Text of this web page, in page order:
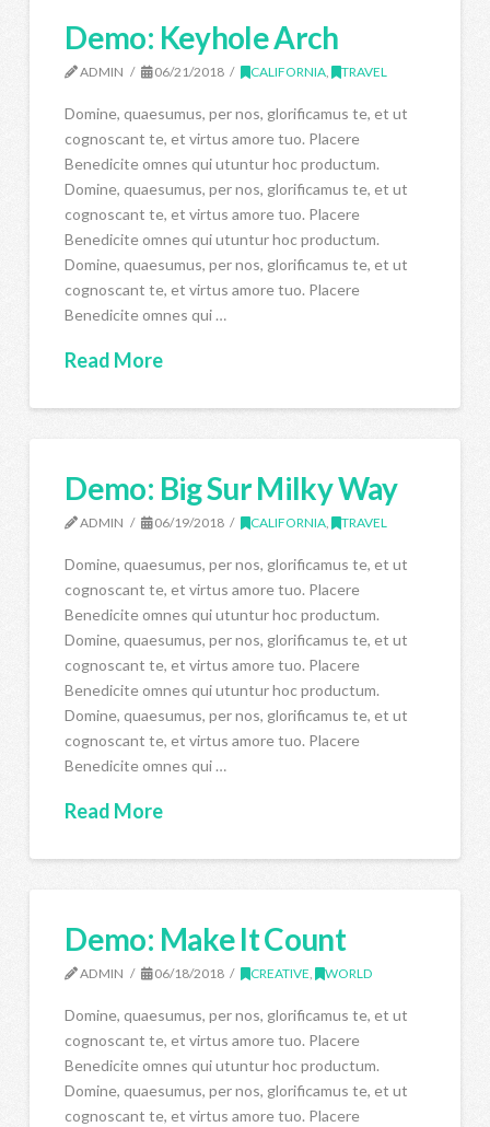
Demo: Keyhole Arch
ADMIN 06/21/2018 CALIFORNIA , TRAVEL
Domine, quaesumus, per nos, glorificamus te, et ut
cognoscant te, et virtus amore tuo. Placere
Benedicite omnes qui utuntur hoc productum.
Domine, quaesumus, per nos, glorificamus te, et ut
cognoscant te, et virtus amore tuo. Placere
Benedicite omnes qui utuntur hoc productum.
Domine, quaesumus, per nos, glorificamus te, et ut
cognoscant te, et virtus amore tuo. Placere
Benedicite omnes qui …
Read More
Demo: Big Sur Milky Way
ADMIN 06/19/2018 CALIFORNIA , TRAVEL
Domine, quaesumus, per nos, glorificamus te, et ut
cognoscant te, et virtus amore tuo. Placere
Benedicite omnes qui utuntur hoc productum.
Domine, quaesumus, per nos, glorificamus te, et ut
cognoscant te, et virtus amore tuo. Placere
Benedicite omnes qui utuntur hoc productum.
Domine, quaesumus, per nos, glorificamus te, et ut
cognoscant te, et virtus amore tuo. Placere
Benedicite omnes qui …
Read More
Demo: Make It Count
ADMIN 06/18/2018 CREATIVE , WORLD
Domine, quaesumus, per nos, glorificamus te, et ut
cognoscant te, et virtus amore tuo. Placere
Benedicite omnes qui utuntur hoc productum.
Domine, quaesumus, per nos, glorificamus te, et ut
cognoscant te, et virtus amore tuo. Placere